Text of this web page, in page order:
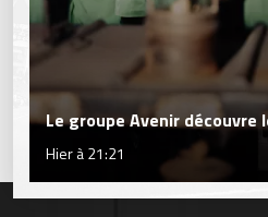
Le groupe Avenir découvre
Hier à 21:21